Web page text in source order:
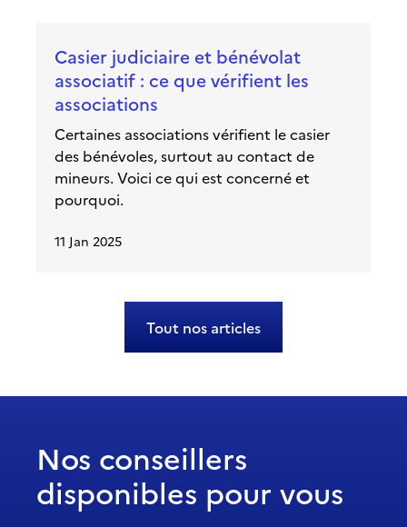
Casier judiciaire et bénévolat
associatif : ce que vérifient les
associations
Certaines associations vérifient le casier
des bénévoles, surtout au contact de
mineurs. Voici ce qui est concerné et
pourquoi.
11 Jan 2025
Tout nos articles
Nos conseillers
disponibles pour vous